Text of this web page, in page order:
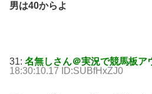
男は40からよ
31: 名無しさん＠実況で競馬板ア
18:30:10.17 ID:SUBfHxZJ0